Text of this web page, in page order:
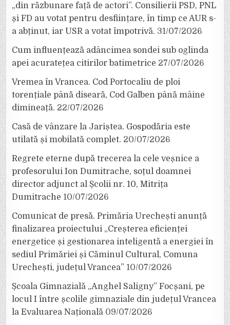
„din răzbunare față de actori”. Consilierii PSD, PNL
și FD au votat pentru desființare, în timp ce AUR s-
a abținut, iar USR a votat împotrivă. 31/07/2026
Cum influențează adâncimea sondei sub oglinda
apei acuratețea citirilor batimetrice 27/07/2026
Vremea în Vrancea. Cod Portocaliu de ploi
torențiale până diseară, Cod Galben până mâine
dimineață. 22/07/2026
Casă de vânzare la Jariștea. Gospodăria este
utilată și mobilată complet. 20/07/2026
Regrete eterne după trecerea la cele veșnice a
profesorului Ion Dumitrache, soțul doamnei
director adjunct al Școlii nr. 10, Mitrița
Dumitrache 10/07/2026
Comunicat de presă. Primăria Urechești anunță
finalizarea proiectului „Creșterea eficienței
energetice și gestionarea inteligentă a energiei în
sediul Primăriei și Căminul Cultural, Comuna
Urechești, județul Vrancea” 10/07/2026
Școala Gimnazială „Anghel Saligny” Focșani, pe
locul I între școlile gimnaziale din județul Vrancea
la Evaluarea Națională 09/07/2026